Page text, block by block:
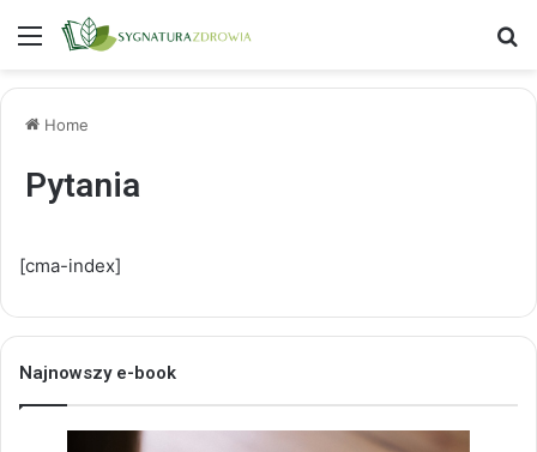
Menu
Home
Pytania
[cma-index]
Najnowszy e-book